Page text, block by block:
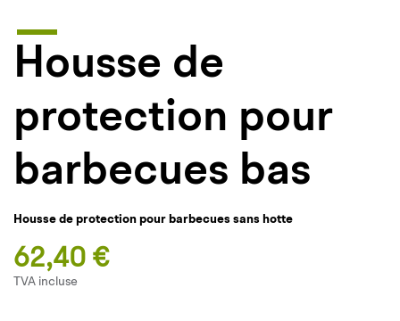
Housse de
protection pour
barbecues bas
Housse de protection pour barbecues sans hotte
62,40 €
TVA incluse